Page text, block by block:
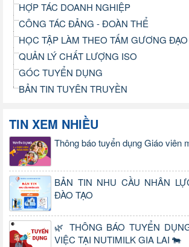
HỢP TÁC DOANH NGHIỆP
CÔNG TÁC ĐẢNG - ĐOÀN THỂ
HỌC TẬP LÀM THEO TẤM GƯƠNG
QUẢN LÝ CHẤT LƯỢNG ISO
GÓC TUYỂN DỤNG
BẢN TIN TUYÊN TRUYỀN
TIN XEM NHIỀU
Thông báo tuyển dụng Giáo viên
BẢN TIN NHU CẦU NHÂN
ĐÀO TẠO
🌿 THÔNG BÁO TUYỂN
VIỆC TẠI NUTIMILK GIA LAI 🐄